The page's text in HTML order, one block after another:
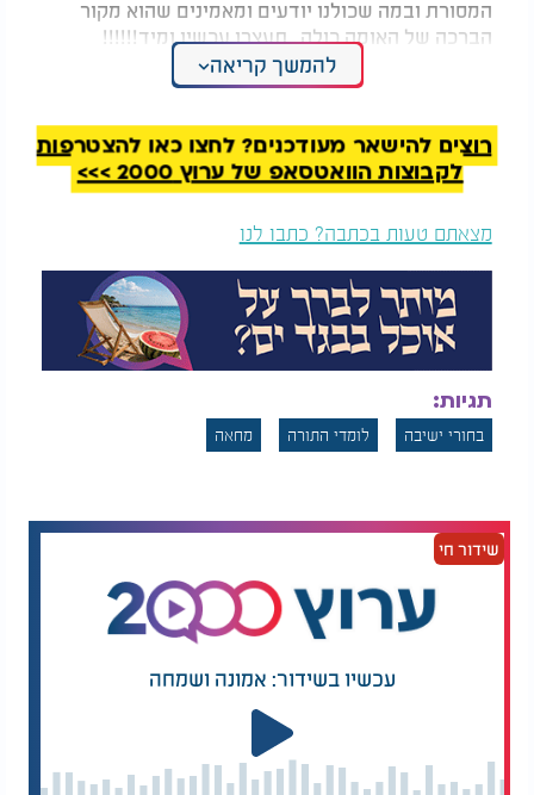
המסורת ובמה שכולנו יודעים ומאמינים שהוא מקור
הברכה של האומה כולה. תעצרו עכשיו ומיד!!!!!!
עוד לא מאוחר לעצור, לבקש סליחה ולתקן לפני
להמשך קריאה
רוצים להישאר מעודכנים? לחצו כאן להצטרפות
לקבוצות הוואטסאפ של ערוץ 2000 >>>
מצאתם טעות בכתבה? כתבו לנו
תגיות:
בחורי ישיבה לומדי התורה מחאה
שידור חי
עכשיו בשידור: אמונה ושמחה